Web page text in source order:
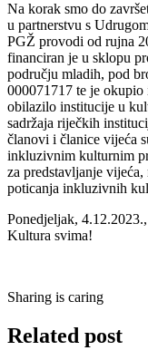
Na korak smo do
u partnerstvu s
PGŽ provodi od rujna
financiran je u sklopu
području mladih, pod
000071717 te je
obilazilo institucije u
sadržaja riječkih
članovi i članice vijeća
inkluzivnim kulturnim
za predstavljanje
poticanja inkluzivnih
Ponedjeljak,
Kultura svima!
Sharing is caring
Related post